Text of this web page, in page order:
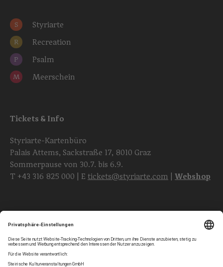
S Styriarte
R Recreation
P Psalm
M Meerschein
Tickets & Info
Styriarte-Kartenbüro
Palais Attems, Sackstraße 17, 8010 Graz
Sommerpause von 30.7. bis 6.9.
T +43 316 825 000 | E tickets@styriarte.com Webshop